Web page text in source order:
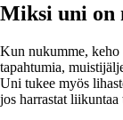
Miksi uni on
Kun nukumme, keho
tapahtumia,
Uni tukee myös
jos harrastat